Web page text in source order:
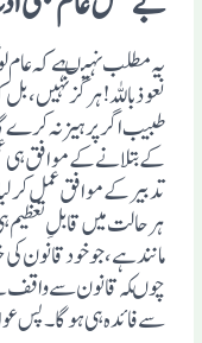
یہ مطلب نہیںہے کہ عام
نعوذباللہ
طبیب اگرپرہیزنہ
کے بتلانے کے موافق
تدبیرکے موافق عمل
ہرحالت میں قابلِ
مانندہے ،جوخودقانون کی
چوںکہ قانون سے واقف
سے فائدہ ہی ہوگا۔پس